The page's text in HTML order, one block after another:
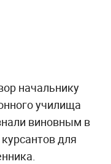
начальнику
училища
виновным в
для